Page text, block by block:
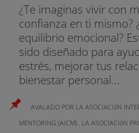
¿Te imaginas vivir con
confianza en ti mismo?
equilibrio emocional?
sido diseñado para
estrés, mejorar tus
bienestar personal...
AVALADO POR LA ASOCIACIóN
MENTORING (AICM) , LA ASOCIACIóN